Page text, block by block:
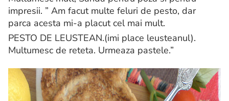
impresii. ” Am facut multe feluri de pesto, dar
parca acesta mi-a placut cel mai mult.
PESTO DE LEUSTEAN.(imi place leusteanul).
Multumesc de reteta. Urmeaza pastele.”